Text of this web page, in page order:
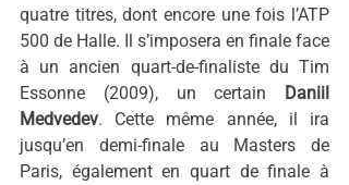
quatre titres, dont encore une fois l’ATP
500 de Halle. Il s’imposera en finale face
à un ancien quart-de-finaliste du Tim
Essonne (2009), un certain Daniil
Medvedev. Cette même année, il ira
jusqu’en demi-finale au Masters de
Paris, également en quart de finale à